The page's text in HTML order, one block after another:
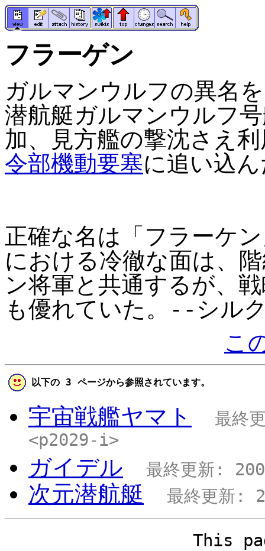
フラーゲン
ガルマンウルフの異名
潜航艇ガルマンウルフ
加、見方艦の撃沈さえ
令部機動要塞に追い込
正確な名は「フラーケ
における冷徹な面は、
ン将軍と共通するが、
も優れていた。--シル
こ
以下の 3 ページから参照されています。
宇宙戦艦ヤマト 最終
<p2029-i>
ガイデル
最終更新:
次元潜航艇 最終更新:
This